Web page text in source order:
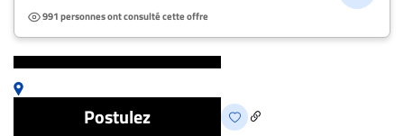
991 personnes ont consulté cette offre
Postulez